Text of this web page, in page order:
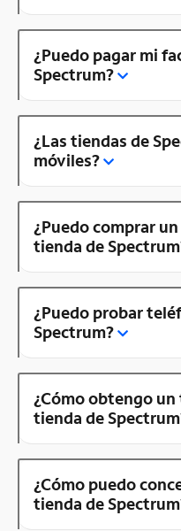
¿Puedo pagar mi
Spectrum?
¿Las tiendas de
móviles?
¿Puedo comprar
tienda de
¿Puedo probar
Spectrum?
¿Cómo obtengo
tienda de
¿Cómo puedo
tienda de